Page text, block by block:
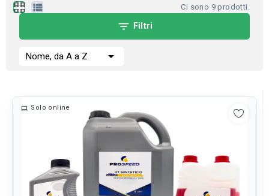
apps view_list Ci sono 9 prodotti.
filter_list Filtri
Nome, da A a Z 
Solo online